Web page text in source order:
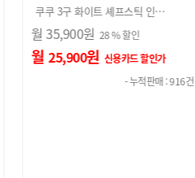
쿠쿠 3구 화이트 인덕션 레인…
월32,900원 30 % 할인
월22,900원 신용카드 할인가
- 누적판매 : 115,963건